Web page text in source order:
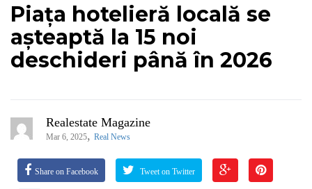
Piața hotelieră locală se
așteaptă la 15 noi
deschideri până în 2026
Realestate Magazine
Mar 6, 2025, Real News
Share on Facebook Tweet on Twitter